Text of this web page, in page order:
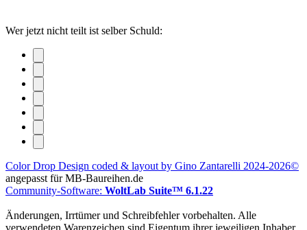
Wer jetzt nicht teilt ist selber Schuld:
Color Drop Design coded & layout by Gino Zantarelli 2024-2026©
angepasst für MB-Baureihen.de
Community-Software: WoltLab Suite™ 6.1.22
Änderungen, Irrtümer und Schreibfehler vorbehalten. Alle
verwendeten Warenzeichen sind Eigentum ihrer jeweiligen Inhaber.